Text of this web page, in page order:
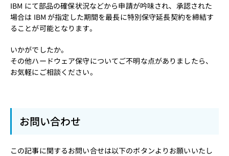
IBM にて部品の確保状況などから申請が吟味され、承認された
場合は IBM が指定した期間を最長に特別保守延長契約を締結す
ることが可能となります。
いかがでしたか。
その他ハードウェア保守についてご不明な点がありましたら、
お気軽にご相談ください。
お問い合わせ
この記事に関するお問い合せは以下のボタンよりお願いいたし